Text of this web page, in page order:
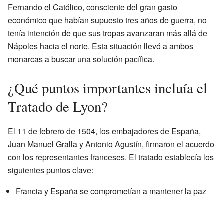
Fernando el Católico, consciente del gran gasto
económico que habían supuesto tres años de guerra, no
tenía intención de que sus tropas avanzaran más allá de
Nápoles hacia el norte. Esta situación llevó a ambos
monarcas a buscar una solución pacífica.
¿Qué puntos importantes incluía el
Tratado de Lyon?
El 11 de febrero de 1504, los embajadores de España,
Juan Manuel Gralla y Antonio Agustín, firmaron el acuerdo
con los representantes franceses. El tratado establecía los
siguientes puntos clave:
Francia y España se comprometían a mantener la paz